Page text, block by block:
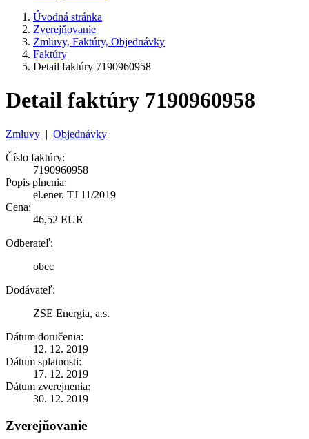
Úvodná stránka
Zverejňovanie
Zmluvy, Faktúry, Objednávky
Faktúry
Detail faktúry 7190960958
Detail faktúry 7190960958
Zmluvy | Objednávky
Číslo faktúry:
7190960958
Popis plnenia:
el.ener. TJ 11/2019
Cena:
46,52 EUR
Odberateľ:
obec
Dodávateľ:
ZSE Energia, a.s.
Dátum doručenia:
12. 12. 2019
Dátum splatnosti:
17. 12. 2019
Dátum zverejnenia:
30. 12. 2019
Zverejňovanie